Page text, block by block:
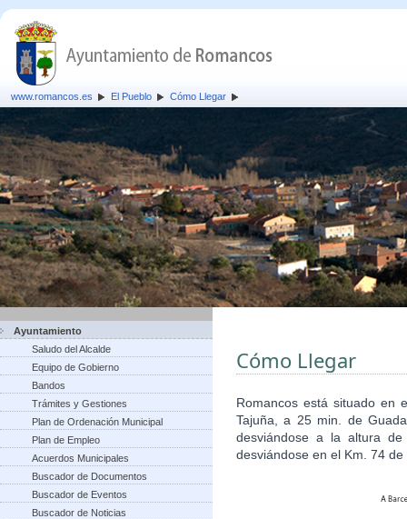
www.romancos.es El Pueblo Cómo Llegar
Ayuntamiento
Saludo del Alcalde
Equipo de Gobierno
Bandos
Trámites y Gestiones
Plan de Ordenación Municipal
Plan de Empleo
Acuerdos Municipales
Buscador de Documentos
Buscador de Eventos
Buscador de Noticias
Cómo Llegar
Romancos está situado en
Tajuña, a 25 min. de
desviándose a la altura de
desviándose en el Km. 74 de